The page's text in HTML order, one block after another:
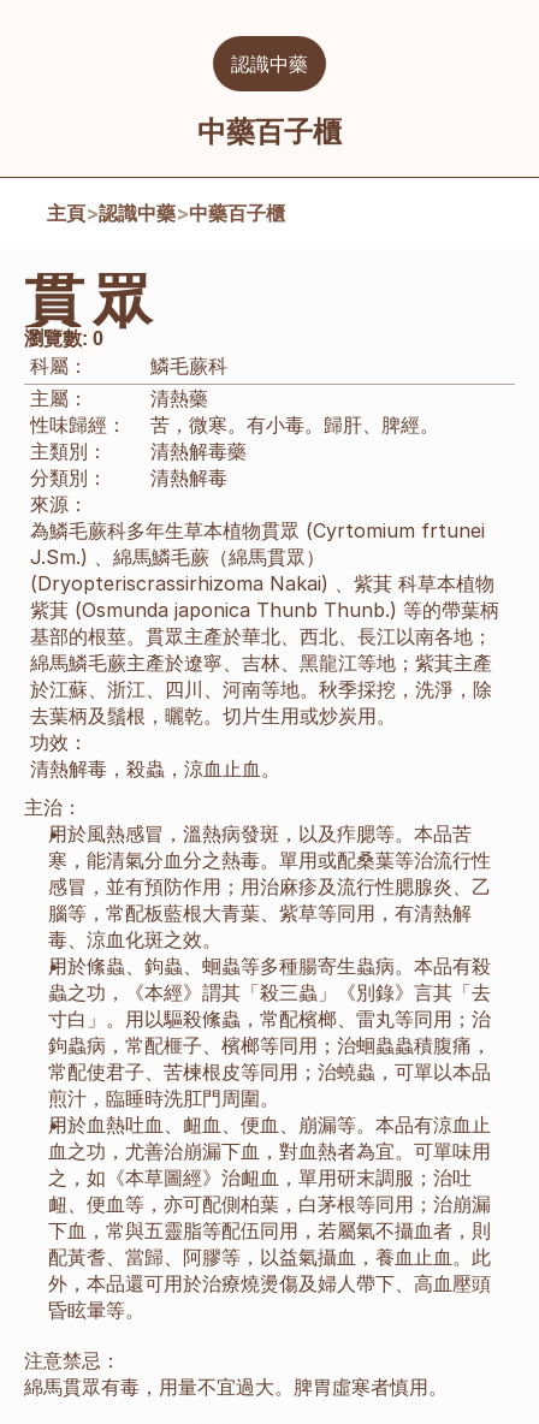
認識中藥
中藥百子櫃
主頁>認識中藥>中藥百子櫃
貫眾
瀏覽數: 0
科屬：
鱗毛蕨科
主屬：
清熱藥
性味歸經：
苦，微寒。有小毒。歸肝、脾經。
主類別：
清熱解毒藥
分類別：
清熱解毒
來源：
為鱗毛蕨科多年生草本植物貫眾 (Cyrtomium frtunei
J.Sm.) 、綿馬鱗毛蕨（綿馬貫眾）
(Dryopteriscrassirhizoma Nakai) 、紫萁 科草本植物
紫萁 (Osmunda japonica Thunb Thunb.) 等的帶葉柄
基部的根莖。貫眾主產於華北、西北、長江以南各地；
綿馬鱗毛蕨主產於遼寧、吉林、黑龍江等地；紫萁主產
於江蘇、浙江、四川、河南等地。秋季採挖，洗淨，除
去葉柄及鬚根，曬乾。切片生用或炒炭用。
功效：
清熱解毒，殺蟲，涼血止血。
主治：
用於風熱感冒，溫熱病發斑，以及痄腮等。本品苦
寒，能清氣分血分之熱毒。單用或配桑葉等治流行性
感冒，並有預防作用；用治麻疹及流行性腮腺炎、乙
腦等，常配板藍根大青葉、紫草等同用，有清熱解
毒、涼血化斑之效。
用於絛蟲、鉤蟲、蛔蟲等多種腸寄生蟲病。本品有殺
蟲之功，《本經》謂其「殺三蟲」《別錄》言其「去
寸白」。用以驅殺絛蟲，常配檳榔、雷丸等同用；治
鉤蟲病，常配榧子、檳榔等同用；治蛔蟲蟲積腹痛，
常配使君子、苦楝根皮等同用；治蟯蟲，可單以本品
煎汁，臨睡時洗肛門周圍。
用於血熱吐血、衄血、便血、崩漏等。本品有涼血止
血之功，尤善治崩漏下血，對血熱者為宜。可單味用
之，如《本草圖經》治衄血，單用研末調服；治吐
衄、便血等，亦可配側柏葉，白茅根等同用；治崩漏
下血，常與五靈脂等配伍同用，若屬氣不攝血者，則
配黃耆、當歸、阿膠等，以益氣攝血，養血止血。此
外，本品還可用於治療燒燙傷及婦人帶下、高血壓頭
昏眩暈等。
注意禁忌：
綿馬貫眾有毒，用量不宜過大。脾胃虛寒者慎用。